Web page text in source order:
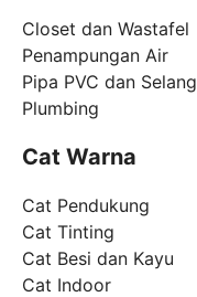
Closet dan Wastafel
Penampungan Air
Pipa PVC dan Selang
Plumbing
Cat Warna
Cat Pendukung
Cat Tinting
Cat Besi dan Kayu
Cat Indoor